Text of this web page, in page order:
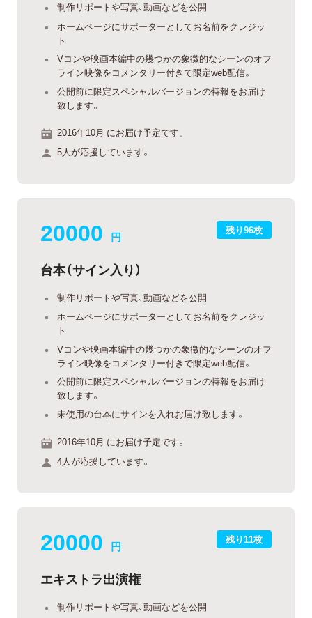
制作リポートや写真、動画などを公開
ホームページにサポーターとしてお名前をクレジッ
ト
Vコンや映画本編中の幾つかの象徴的なシーンのオフ
ライン映像をコメンタリー付きで限定web配信。
公開前に限定スペシャルバージョンの特報をお届け
致します。
2016年10月 にお届け予定です。
5人が応援しています。
残り96枚
20000 円
台本（サイン入り）
制作リポートや写真、動画などを公開
ホームページにサポーターとしてお名前をクレジッ
ト
Vコンや映画本編中の幾つかの象徴的なシーンのオフ
ライン映像をコメンタリー付きで限定web配信。
公開前に限定スペシャルバージョンの特報をお届け
致します。
未使用の台本にサインを入れお届け致します。
2016年10月 にお届け予定です。
4人が応援しています。
残り11枚
20000 円
エキストラ出演権
制作リポートや写真、動画などを公開